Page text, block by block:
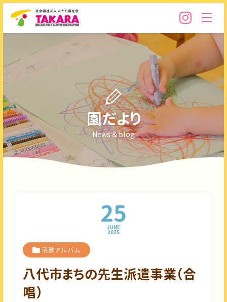
園だより
News & blog
25
JUNE
2025
活動アルバム
八代市まちの先生派遣事業（合
唱）